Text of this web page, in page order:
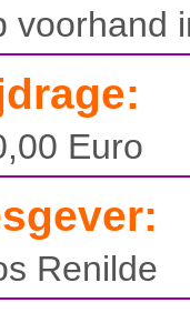
voorhand
Euro
Renilde